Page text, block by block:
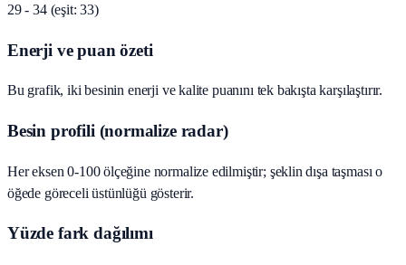
29 - 34 (eşit: 33)
Enerji ve puan özeti
Bu grafik, iki besinin enerji ve kalite puanını tek bakışta karşılaştırır.
Besin profili (normalize radar)
Her eksen 0-100 ölçeğine normalize edilmiştir; şeklin dışa taşması o
öğede göreceli üstünlüğü gösterir.
Yüzde fark dağılımı